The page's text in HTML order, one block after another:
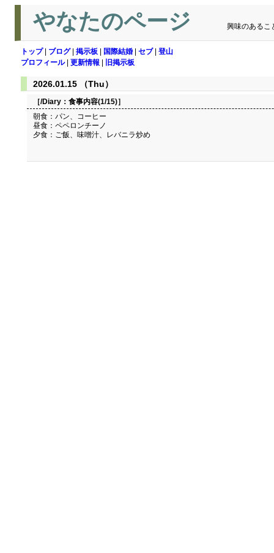
やなたのページ 興味のあるこ
トップ| ブログ| 掲示板 国際結婚 セブ| 登山
プロフィール| 更新情報 旧掲示板
2026.01.15 （Thu）
［/Diary： 食事内容(1/15)］
朝食：パン、コーヒー
昼食：ペペロンチーノ
夕食：ご飯、味噌汁、レバニラ炒め